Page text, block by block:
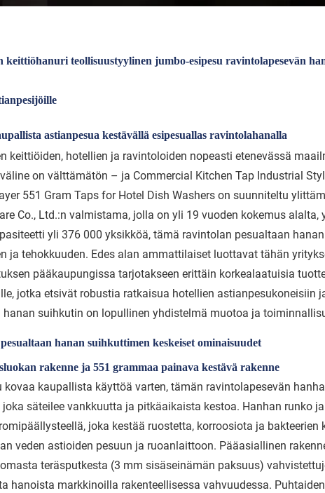
keittiöhanuri teollisuustyylinen jumbo-esipesu ravintolapesevän
astianpesua kestävällä esipesuallas ravintolahanalla
keittiöiden, hotellien ja ravintoloiden nopeasti etenevässä
on välttämätön – ja Commercial Kitchen Tap Industrial
551 Gram Taps for Hotel Dish Washers on suunniteltu
Co., Ltd.:n valmistama, jolla on yli 19 vuoden kokemus
yli 376 000 yksikköä, tämä ravintolan pesualtaan
ja tehokkuuden. Edes alan ammattilaiset luottavat tähän
pääkaupungissa tarjotakseen erittäin korkealaatuisia
jotka etsivät robustia ratkaisua hotellien astianpesukoneisiin
hanan suihkutin on lopullinen yhdistelmä muotoa ja
hanan suihkuttimen keskeiset ominaisuudet
rakenne ja 551 grammaa painava kestävä rakenne
kovaa kaupallista käyttöä varten, tämän ravintolapesevän
joka säteilee vankkuutta ja pitkäaikaista kestoa. Hanhan runko
joka kestää ruostetta, korroosiota ja
veden astioiden pesuun ja ruoanlaittoon. Pääasiallinen
teräsputkesta (3 mm sisäseinämän paksuus)
hanoista markkinoilla rakenteellisessa vahvuudessa.